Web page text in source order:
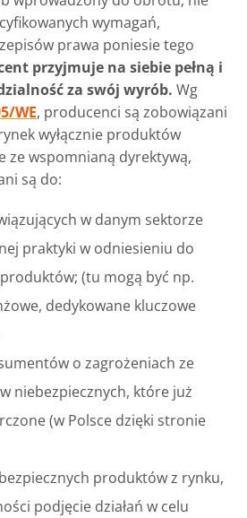
wymagań,
prawa poniesie tego
przyjmuje na siebie pełną i
za swój wyrób. Wg
WE, producenci są zobowiązani
wyłącznie produktów
ze wspomnianą dyrektywą,
są do:
w danym sektorze
praktyki w odniesieniu do
(tu mogą być np.
dedykowane kluczowe
o zagrożeniach ze
niebezpiecznych, które już
(w Polsce dzięki stronie
produktów z rynku,
podjęcie działań w celu